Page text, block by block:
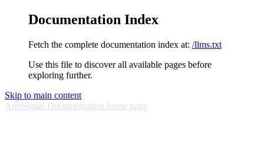
Documentation Index
Fetch the complete documentation index at: /llms.txt
Use this file to discover all available pages before
exploring further.
Skip to main content
AppSignal Documentation home page